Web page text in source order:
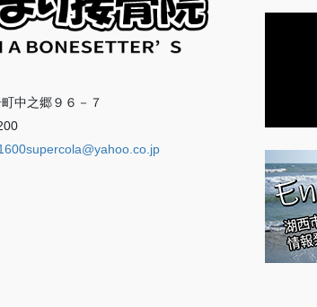
中之郷９６－７